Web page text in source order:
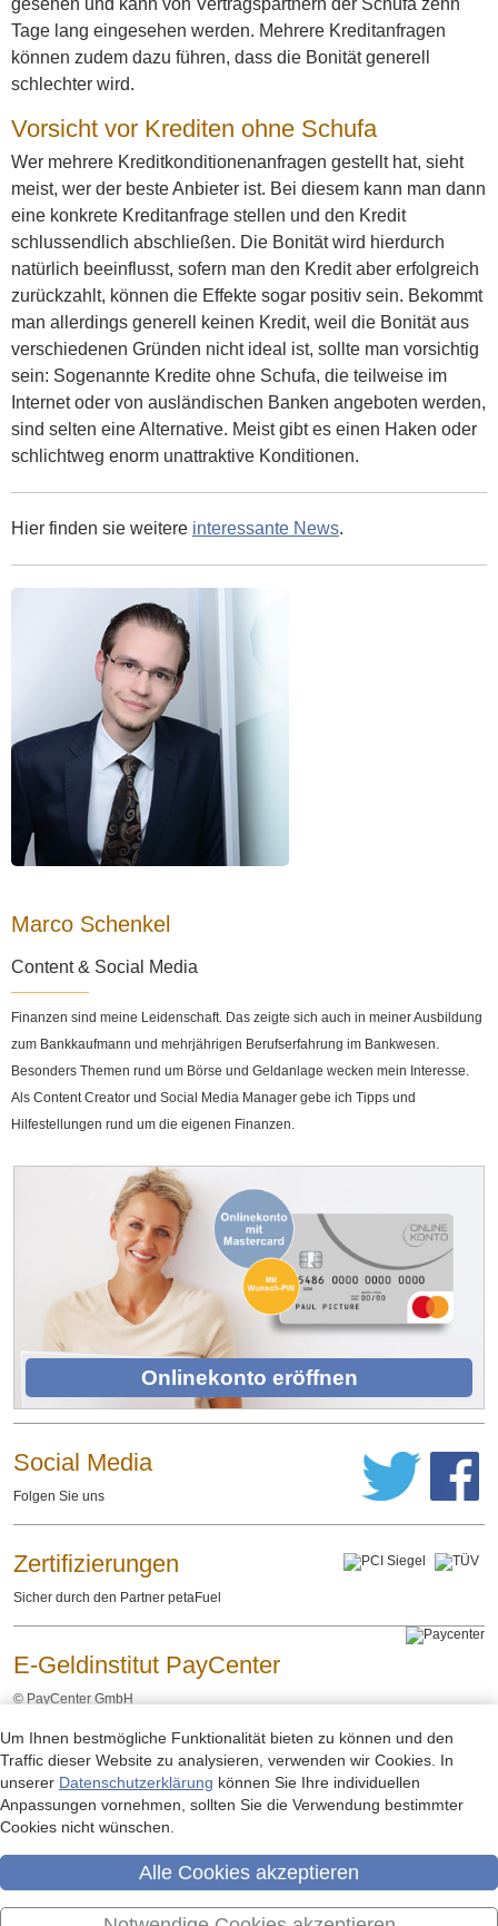
gesehen und kann von Vertragspartnern der Schufa zehn
Tage lang eingesehen werden. Mehrere Kreditanfragen
können zudem dazu führen, dass die Bonität generell
schlechter wird.
Vorsicht vor Krediten ohne Schufa
Wer mehrere Kreditkonditionenanfragen gestellt hat, sieht
meist, wer der beste Anbieter ist. Bei diesem kann man dann
eine konkrete Kreditanfrage stellen und den Kredit
schlussendlich abschließen. Die Bonität wird hierdurch
natürlich beeinflusst, sofern man den Kredit aber erfolgreich
zurückzahlt, können die Effekte sogar positiv sein. Bekommt
man allerdings generell keinen Kredit, weil die Bonität aus
verschiedenen Gründen nicht ideal ist, sollte man vorsichtig
sein: Sogenannte Kredite ohne Schufa, die teilweise im
Internet oder von ausländischen Banken angeboten werden,
sind selten eine Alternative. Meist gibt es einen Haken oder
schlichtweg enorm unattraktive Konditionen.
Hier finden sie weitere interessante News.
Marco Schenkel
Content & Social Media
Finanzen sind meine Leidenschaft. Das zeigte sich auch in meiner Ausbildung
zum Bankkaufmann und mehrjährigen Berufserfahrung im Bankwesen.
Besonders Themen rund um Börse und Geldanlage wecken mein Interesse.
Als Content Creator und Social Media Manager gebe ich Tipps und
Hilfestellungen rund um die eigenen Finanzen.
Onlinekonto eröffnen
Social Media
Folgen Sie uns
Zertifizierungen
Sicher durch den Partner petaFuel
E-Geldinstitut PayCenter
© PayCenter GmbH
Impressum - Datenschutzerklärung - Rechtliche Hinweise
Um Ihnen bestmögliche Funktionalität bieten zu können und den
Traffic dieser Website zu analysieren, verwenden wir Cookies. In
unserer Datenschutzerklärung können Sie Ihre individuellen
Anpassungen vornehmen, sollten Sie die Verwendung bestimmter
Cookies nicht wünschen.
Alle Cookies akzeptieren